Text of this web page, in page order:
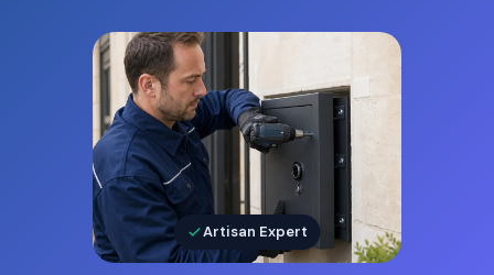
Artisan Expert